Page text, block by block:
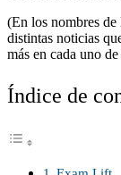
(En los nombres de
distintas noticias
más en cada uno
Índice de